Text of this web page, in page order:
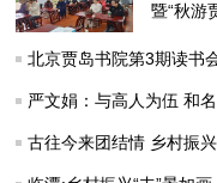
暨“秋游
北京贾岛书院第3期读书
严文娟：与高人为伍 和
古往今来团结情 乡村振